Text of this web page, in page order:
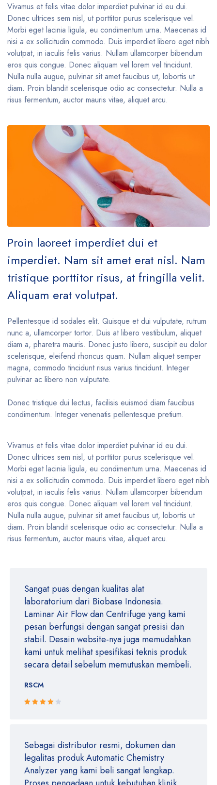
Vivamus et felis vitae dolor imperdiet pulvinar id eu dui.
Donec ultrices sem nisl, ut porttitor purus scelerisque vel.
Morbi eget lacinia ligula, eu condimentum urna. Maecenas id
nisi a ex sollicitudin commodo. Duis imperdiet libero eget nibh
volutpat, in iaculis felis varius. Nullam ullamcorper bibendum
eros quis congue. Donec aliquam vel lorem vel tincidunt.
Nulla nulla augue, pulvinar sit amet faucibus ut, lobortis ut
diam. Proin blandit scelerisque odio ac consectetur. Nulla a
risus fermentum, auctor mauris vitae, aliquet arcu.
Proin laoreet imperdiet dui et
imperdiet. Nam sit amet erat nisl. Nam
tristique porttitor risus, at fringilla velit.
Aliquam erat volutpat.
Pellentesque id sodales elit. Quisque et dui vulputate, rutrum
nunc a, ullamcorper tortor. Duis at libero vestibulum, aliquet
diam a, pharetra mauris. Donec justo libero, suscipit eu dolor
scelerisque, eleifend rhoncus quam. Nullam aliquet semper
magna, commodo tincidunt risus varius tincidunt. Integer
pulvinar ac libero non vulputate.
Donec tristique dui lectus, facilisis euismod diam faucibus
condimentum. Integer venenatis pellentesque pretium.
Vivamus et felis vitae dolor imperdiet pulvinar id eu dui.
Donec ultrices sem nisl, ut porttitor purus scelerisque vel.
Morbi eget lacinia ligula, eu condimentum urna. Maecenas id
nisi a ex sollicitudin commodo. Duis imperdiet libero eget nibh
volutpat, in iaculis felis varius. Nullam ullamcorper bibendum
eros quis congue. Donec aliquam vel lorem vel tincidunt.
Nulla nulla augue, pulvinar sit amet faucibus ut, lobortis ut
diam. Proin blandit scelerisque odio ac consectetur. Nulla a
risus fermentum, auctor mauris vitae, aliquet arcu.
Sangat puas dengan kualitas alat
laboratorium dari Biobase Indonesia.
Laminar Air Flow dan Centrifuge yang kami
pesan berfungsi dengan sangat presisi dan
stabil. Desain website-nya juga memudahkan
kami untuk melihat spesifikasi teknis produk
secara detail sebelum memutuskan membeli.
RSCM
Sebagai distributor resmi, dokumen dan
legalitas produk Automatic Chemistry
Analyzer yang kami beli sangat lengkap.